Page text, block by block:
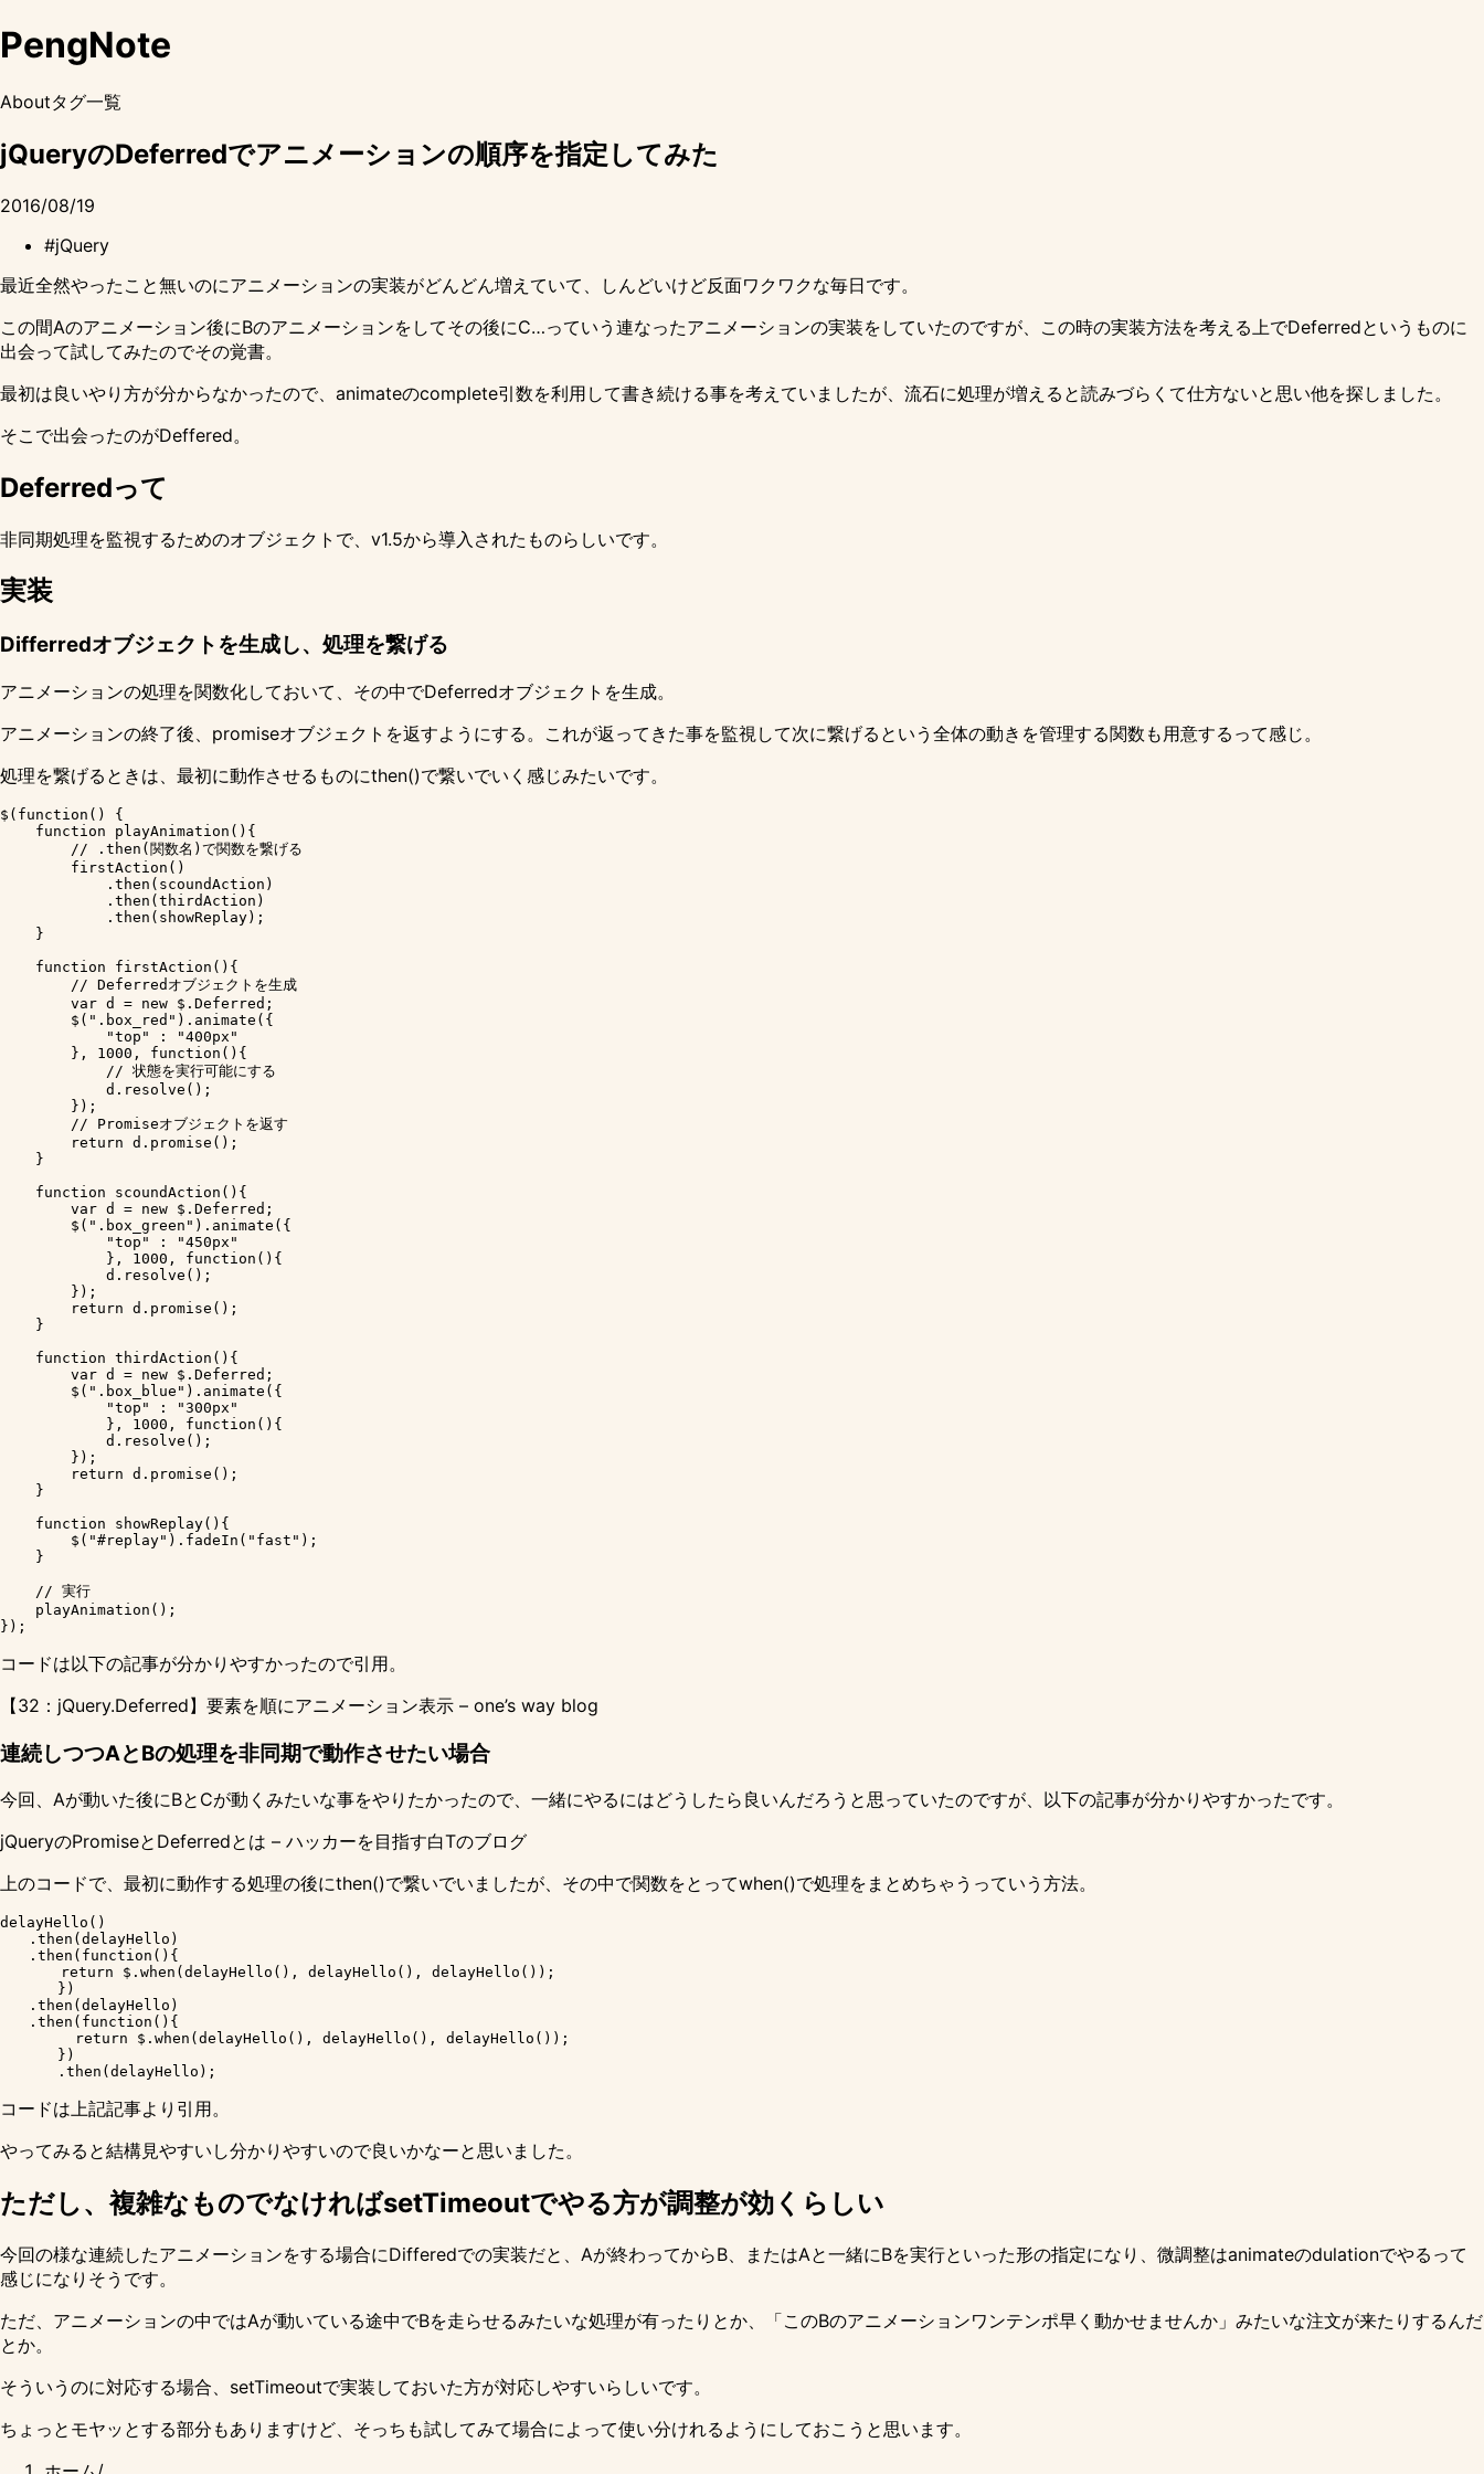
PengNote
Aboutタグ一覧
jQueryのDeferredでアニメーションの順序を指定してみた
2016/08/19
#jQuery
最近全然やったこと無いのにアニメーションの実装がどんどん増えていて、しんどいけど反面ワクワクな毎日です。
この間Aのアニメーション後にBのアニメーションをしてその後にC…っていう連なったアニメーションの実装をしていたのですが、この時の実装方法を考える上でDeferredというものに
出会って試してみたのでその覚書。
最初は良いやり方が分からなかったので、animateのcomplete引数を利用して書き続ける事を考えていましたが、流石に処理が増えると読みづらくて仕方ないと思い他を探しました。
そこで出会ったのがDeffered。
Deferredって
非同期処理を監視するためのオブジェクトで、v1.5から導入されたものらしいです。
実装
Differredオブジェクトを生成し、処理を繋げる
アニメーションの処理を関数化しておいて、その中でDeferredオブジェクトを生成。
アニメーションの終了後、promiseオブジェクトを返すようにする。これが返ってきた事を監視して次に繋げるという全体の動きを管理する関数も用意するって感じ。
処理を繋げるときは、最初に動作させるものにthen()で繋いでいく感じみたいです。
$(function() {
    function playAnimation(){
        // .then(関数名)で関数を繋げる
        firstAction()
            .then(scoundAction)
            .then(thirdAction)
            .then(showReplay);
    }
    function firstAction(){
        // Deferredオブジェクトを生成
        var d = new $.Deferred;
        $(".box_red").animate({
            "top" : "400px"
        }, 1000, function(){
            // 状態を実行可能にする
            d.resolve();
        });
        // Promiseオブジェクトを返す
        return d.promise();
    }
    function scoundAction(){
        var d = new $.Deferred;
        $(".box_green").animate({
            "top" : "450px"
            }, 1000, function(){
            d.resolve();
        });
        return d.promise();
    }
    function thirdAction(){
        var d = new $.Deferred;
        $(".box_blue").animate({
            "top" : "300px"
            }, 1000, function(){
            d.resolve();
        });
        return d.promise();
    }
    function showReplay(){
        $("#replay").fadeIn("fast");
    }
    // 実行
    playAnimation();
コードは以下の記事が分かりやすかったので引用。
【32：jQuery.Deferred】要素を順にアニメーション表示 – one’s way blog
連続しつつAとBの処理を非同期で動作させたい場合
今回、Aが動いた後にBとCが動くみたいな事をやりたかったので、一緒にやるにはどうしたら良いんだろうと思っていたのですが、以下の記事が分かりやすかったです。
jQueryのPromiseとDeferredとは – ハッカーを目指す白Tのブログ
上のコードで、最初に動作する処理の後にthen()で繋いでいましたが、その中で関数をとってwhen()で処理をまとめちゃうっていう方法。
delayHello()
.then(delayHello)
.then(function(){
  　　　return $.when(delayHello(), delayHello(), delayHello());
})
.then(delayHello)
.then(function(){
  　　　　return $.when(delayHello(), delayHello(), delayHello());
})
コードは上記記事より引用。
やってみると結構見やすいし分かりやすいので良いかなーと思いました。
ただし、複雑なものでなければsetTimeoutでやる方が調整が効くらしい
今回の様な連続したアニメーションをする場合にDifferedでの実装だと、Aが終わってからB、またはAと一緒にBを実行といった形の指定になり、微調整はanimateのdulationでやるって
感じになりそうです。
ただ、アニメーションの中ではAが動いている途中でBを走らせるみたいな処理が有ったりとか、「このBのアニメーションワンテンポ早く動かせませんか」みたいな注文が来たりするんだ
とか。
そういうのに対応する場合、setTimeoutで実装しておいた方が対応しやすいらしいです。
ちょっとモヤッとする部分もありますけど、そっちも試してみて場合によって使い分けれるようにしておこうと思います。